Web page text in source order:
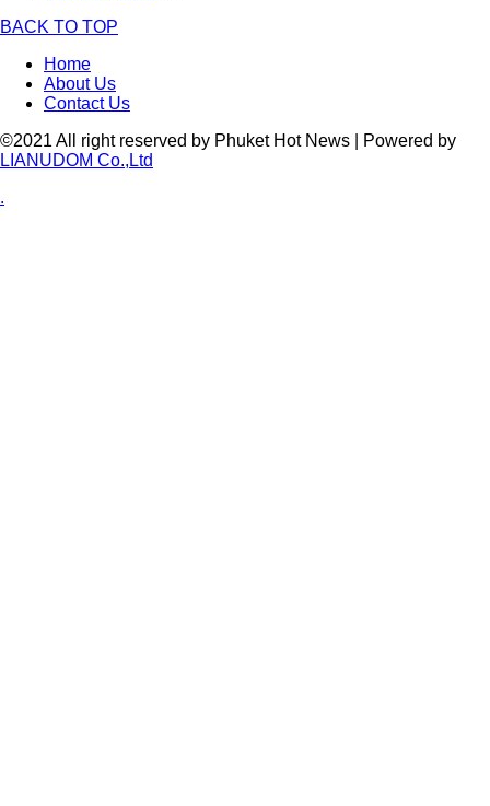
BACK TO TOP
Home
About Us
Contact Us
©2021 All right reserved by Phuket Hot News | Powered by
LIANUDOM Co.,Ltd
.